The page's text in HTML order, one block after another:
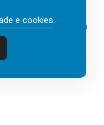
de
(IA), acaba
e cookies.